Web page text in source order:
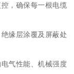
，确保每一根电缆
缘层涂覆及屏蔽处
气性能、机械强度